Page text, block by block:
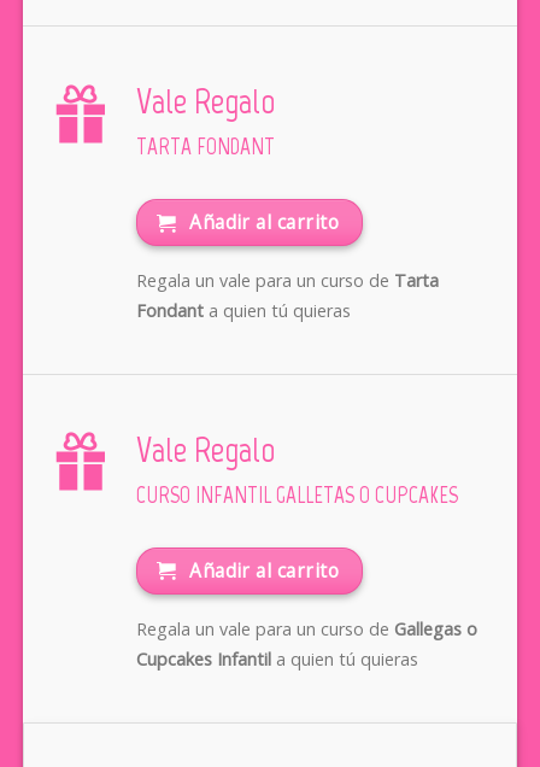
Vale Regalo
TARTA FONDANT
Añadir al carrito
Regala un vale para un curso de Tarta
Fondanta quien tú quieras
Vale Regalo
CURSO INFANTIL GALLETAS O CUPCAKES
Añadir al carrito
Regala un vale para un curso de Gallegas o
Cupcakes Infantila quien tú quieras